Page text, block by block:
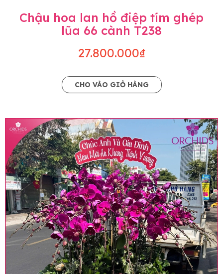
Chậu hoa lan hồ điệp tím ghép
lũa 66 cành T238
27.800.000₫
CHO VÀO GIỎ HÀNG